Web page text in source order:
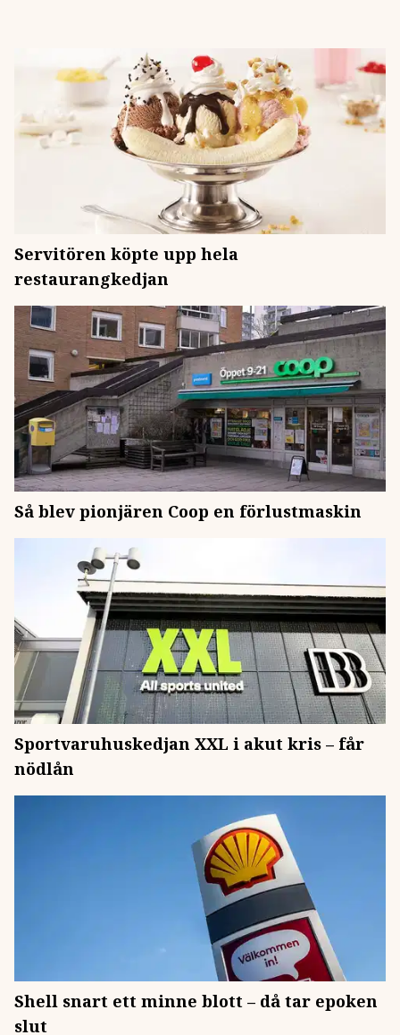
Servitören köpte upp hela
restaurangkedjan
Så blev pionjären Coop en förlustmaskin
Sportvaruhuskedjan XXL i akut kris – får
nödlån
Shell snart ett minne blott – då tar epoken
slut